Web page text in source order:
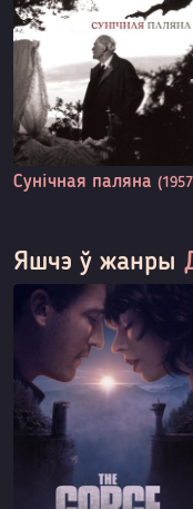
Сунічная паляна
Яшчэ ў жанры